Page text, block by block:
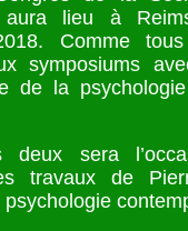
aura lieu à
Comme
symposiums
de la
deux sera
travaux de